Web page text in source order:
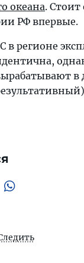
океана.
РФ впервые.
в регионе
в